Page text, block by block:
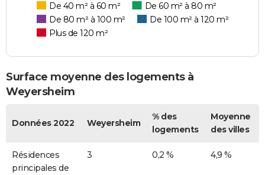
De 40 m² à 60 m²
De 60 m² à 80 m²
De 80 m² à 100 m²
De 100 m² à 120 m²
Plus de 120 m²
Surface moyenne des logements à
Weyersheim
Données 2022 Weyersheim
% des
logements
Moyenne
des villes
Résidences
principales de
3 0,2 % 4,9 %